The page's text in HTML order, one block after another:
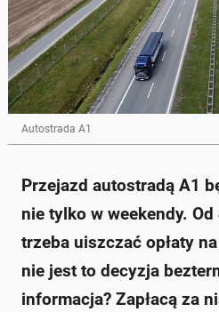
Autostrada A1
Przejazd autostradą A1
nie tylko w weekendy.
trzeba uiszczać opłaty
nie jest to decyzja
informacja? Zapłacą za